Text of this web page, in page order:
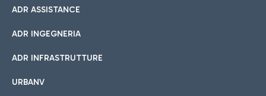
ADR ASSISTANCE
ADR INGEGNERIA
ADR INFRASTRUTTURE
URBANV